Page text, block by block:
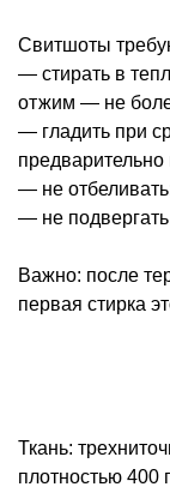
Свитшоты
— стирать в
отжим — не
— гладить при
— не
— не подвергать
Важно: после
первая стирка
Ткань:
плотностью 400